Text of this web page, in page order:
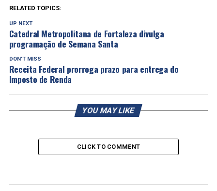
RELATED TOPICS:
UP NEXT
Catedral Metropolitana de Fortaleza divulga
programação de Semana Santa
DON'T MISS
Receita Federal prorroga prazo para entrega do
Imposto de Renda
YOU MAY LIKE
CLICK TO COMMENT